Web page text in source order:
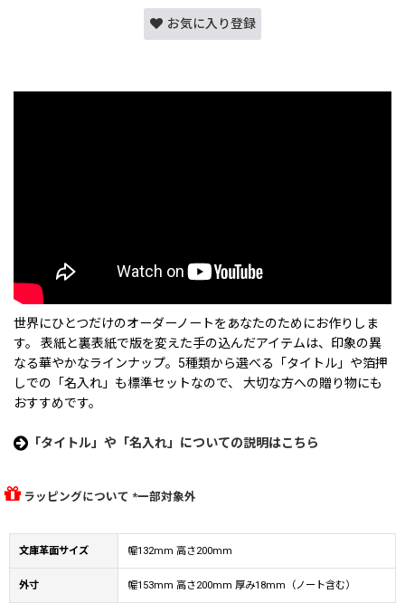
お気に入り登録
世界にひとつだけのオーダーノートをあなたのためにお作りしま
す。 表紙と裏表紙で版を変えた手の込んだアイテムは、印象の異
なる華やかなラインナップ。5種類から選べる「タイトル」や箔押
しでの「名入れ」も標準セットなので、 大切な方への贈り物にも
おすすめです。
「タイトル」や「名入れ」についての説明はこちら
ラッピングについて *一部対象外
文庫革面サイズ 幅132mm 高さ200mm
外寸 幅153mm 高さ200mm 厚み18mm（ノート含む）